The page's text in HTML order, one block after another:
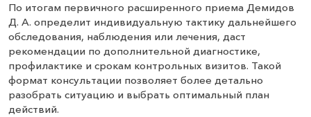
По итогам первичного расширенного приема Демидов
Д. А. определит индивидуальную тактику дальнейшего
обследования, наблюдения или лечения, даст
рекомендации по дополнительной диагностике,
профилактике и срокам контрольных визитов. Такой
формат консультации позволяет более детально
разобрать ситуацию и выбрать оптимальный план
действий.